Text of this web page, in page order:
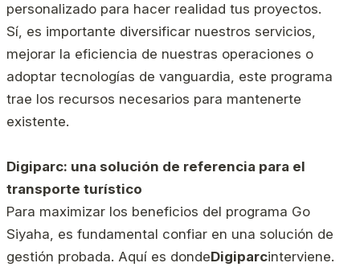
personalizado para hacer realidad tus proyectos.
Sí, es importante diversificar nuestros servicios,
mejorar la eficiencia de nuestras operaciones o
adoptar tecnologías de vanguardia, este programa
trae los recursos necesarios para mantenerte
existente.
Digiparc: una solución de referencia para el
transporte turístico
Para maximizar los beneficios del programa Go
Siyaha, es fundamental confiar en una solución de
gestión probada. Aquí es dondeDigiparcinterviene.